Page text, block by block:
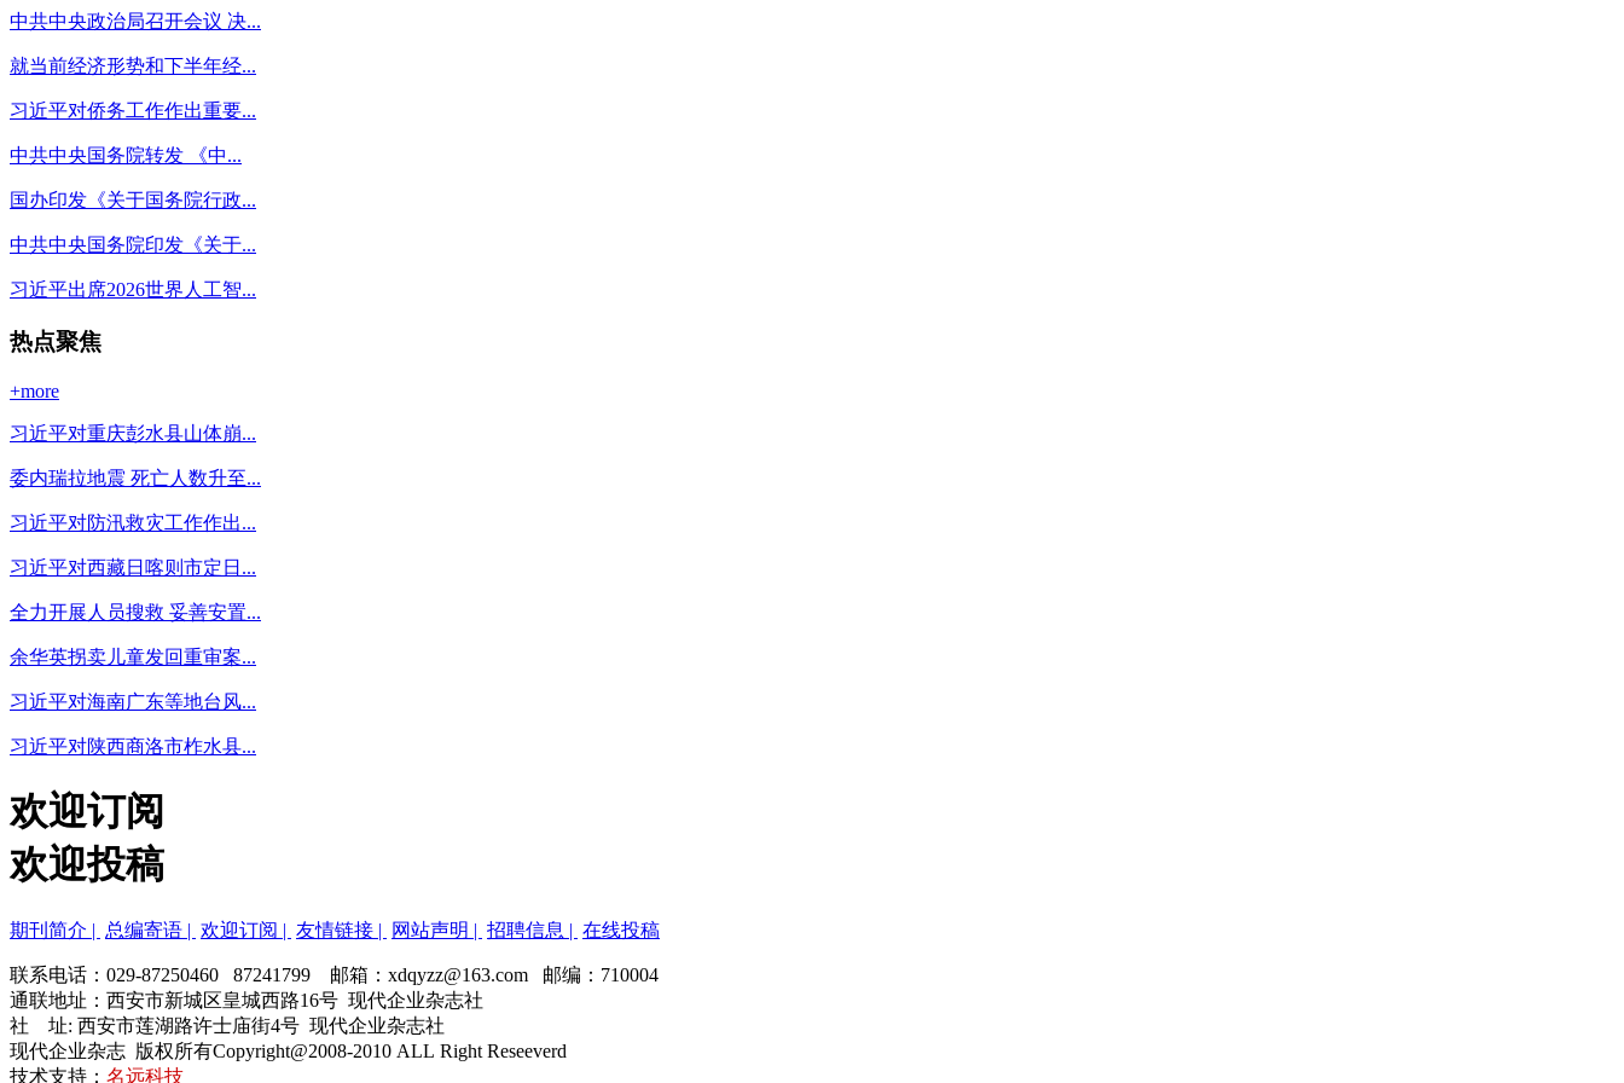
中共中央政治局召开会议 决...
就当前经济形势和下半年经...
习近平对侨务工作作出重要...
中共中央国务院转发 《中...
国办印发《关于国务院行政...
中共中央国务院印发《关于...
习近平出席2026世界人工智...
热点聚焦
+more
习近平对重庆彭水县山体崩...
委内瑞拉地震 死亡人数升至...
习近平对防汛救灾工作作出...
习近平对西藏日喀则市定日...
全力开展人员搜救 妥善安置...
余华英拐卖儿童发回重审案...
习近平对海南广东等地台风...
习近平对陕西商洛市柞水县...
欢迎订阅
欢迎投稿
期刊简介 | 总编寄语 | 欢迎订阅 | 友情链接 | 网站声明 | 招聘信息 | 在线投稿
联系电话：029-87250460 87241799 邮箱：xdqyzz@163.com 邮编：710004
通联地址：西安市新城区皇城西路16号 现代企业杂志社
社 址: 西安市莲湖路许士庙街4号 现代企业杂志社
现代企业杂志 版权所有Copyright@2008-2010 ALL Right Reseeverd
技术支持： 名远科技